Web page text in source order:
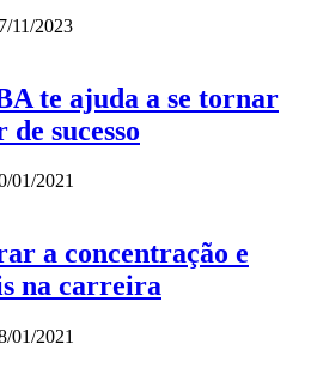
11/2023
te ajuda a se tornar
sucesso
01/2021
a concentração e
na carreira
01/2021